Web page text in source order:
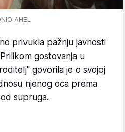
AHEL
privukla pažnju javnosti
gostovanja u
govorila je o svojoj
njenog oca prema
supruga.